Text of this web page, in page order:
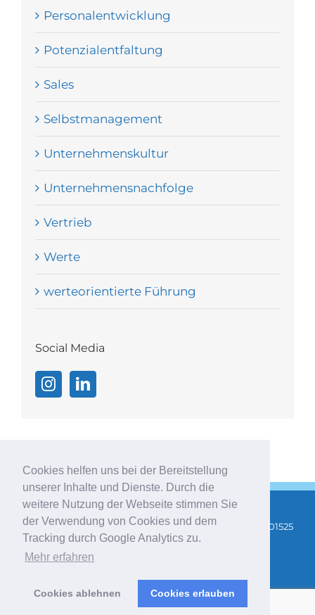
Cookies helfen uns bei der Bereitstellung
unserer Inhalte und Dienste. Durch die
weitere Nutzung der Webseite stimmen Sie
der Verwendung von Cookies und dem
Tracking durch Google Analytics zu.
Mehr erfahren
Cookies ablehnen Cookies erlauben
Personalentwicklung
Potenzialentfaltung
Sales
Selbstmanagement
Unternehmenskultur
Unternehmensnachfolge
Vertrieb
Werte
werteorientierte Führung
Social Media
Copyright 2025 |AGB| Impressum|Datenschutz
| Tel: 01525
3475400 |info@stefanie-indrejak.de
Instagram
LinkedIn